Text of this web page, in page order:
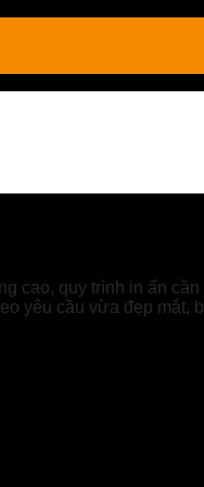
cao, quy trình in ấn cần
yêu cầu vừa đẹp mắt,